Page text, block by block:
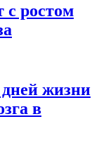
с ростом
жизни
в